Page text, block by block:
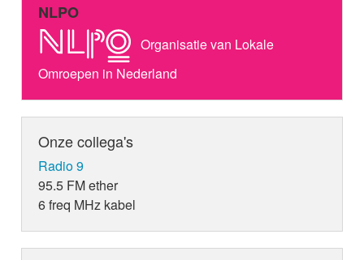
NLPO
Organisatie van Lokale
Omroepen in Nederland
Onze collega's
Radio 9
95.5 FM ether
6 freq MHz kabel